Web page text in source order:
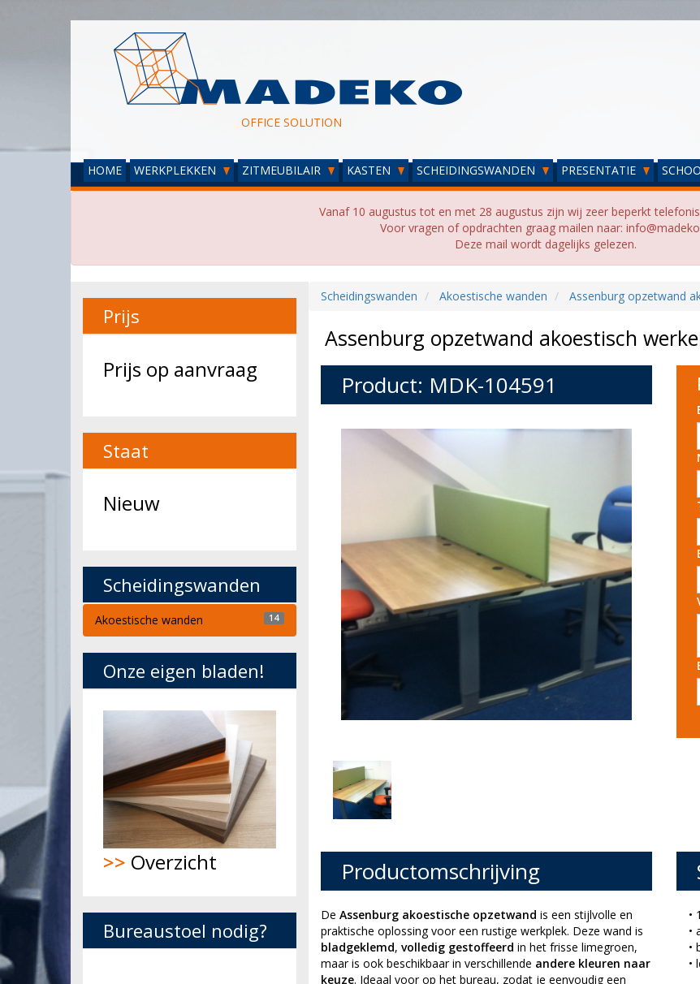
OFFICE SOLUTION
HOME WERKPLEKKEN ZITMEUBILAIR KASTEN SCHEIDINGSWANDEN PRESENTATIE
Vanaf 10 augustus tot en met 28 augustus zijn wij zeer beperkt
Voor vragen of opdrachten graag mailen naar:
Deze mail wordt dagelijks gelezen.
Scheidingswanden Akoestische wanden Assenburg opzetwand
Assenburg opzetwand akoestisch
Product: MDK-104591
Productomschrijving
De Assenburg akoestische opzetwand is een stijlvolle en
praktische oplossing voor een rustige werkplek. Deze wand is
bladgeklemd, volledig gestoffeerd in het frisse limegroen,
maar is ook beschikbaar in verschillende andere kleuren naar
keuze. Ideaal voor op het bureau, zodat je eenvoudig een
•
•
•
•
Prijs
Prijs op aanvraag
Staat
Nieuw
Scheidingswanden
Akoestische wanden 14
Onze eigen bladen!
>> Overzicht
Bureaustoel nodig?